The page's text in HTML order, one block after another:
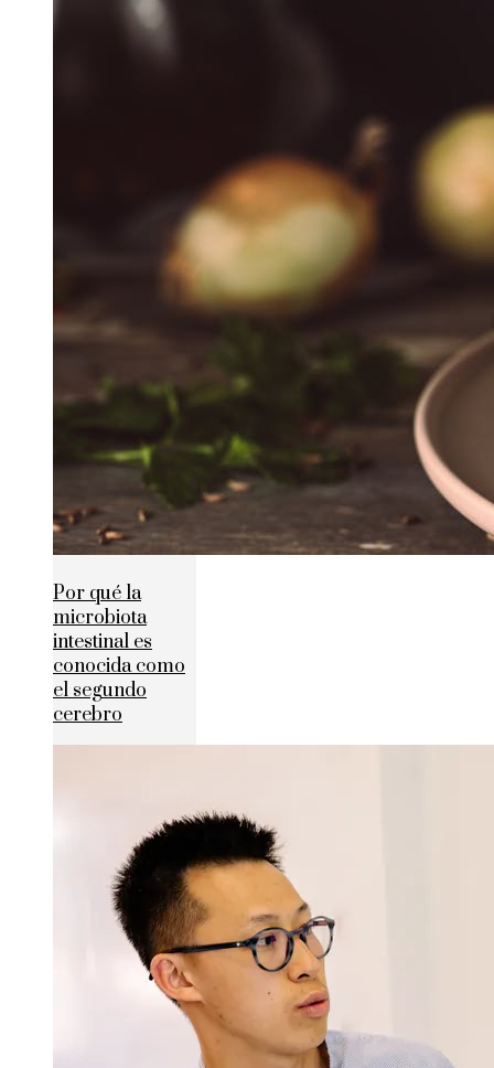
Por qué la
microbiota
intestinal es
conocida como
el segundo
cerebro